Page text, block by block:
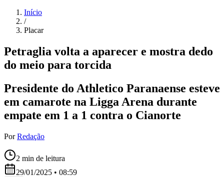
Início
/
Placar
Petraglia volta a aparecer e mostra dedo
do meio para torcida
Presidente do Athletico Paranaense esteve
em camarote na Ligga Arena durante
empate em 1 a 1 contra o Cianorte
Por Redação
2 min de leitura
29/01/2025 • 08:59